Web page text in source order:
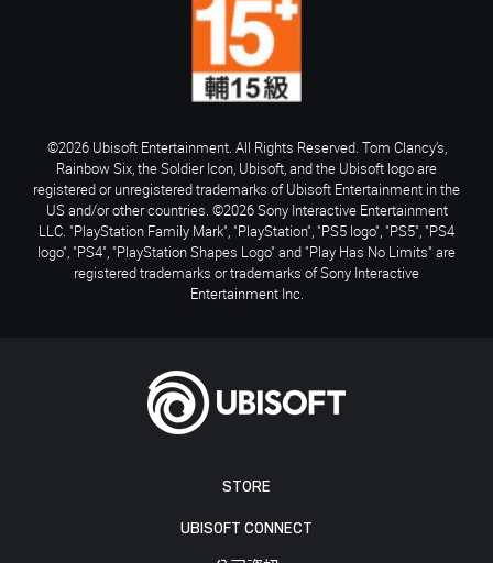
STORE
UBISOFT CONNECT
©2026 Ubisoft Entertainment. All Rights Reserved. Tom Clancy’s,
Rainbow Six, the Soldier Icon, Ubisoft, and the Ubisoft logo are
registered or unregistered trademarks of Ubisoft Entertainment in the
US and/or other countries. ©2026 Sony Interactive Entertainment
LLC. "PlayStation Family Mark", "PlayStation", "PS5 logo", "PS5", "PS4
logo", "PS4", "PlayStation Shapes Logo" and "Play Has No Limits" are
registered trademarks or trademarks of Sony Interactive
Entertainment Inc.